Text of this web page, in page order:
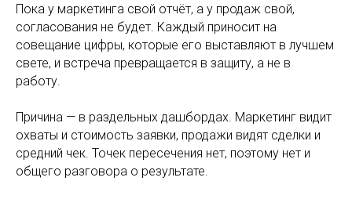
Пока у маркетинга свой отчёт, а у продаж свой,
согласования не будет. Каждый приносит на
совещание цифры, которые его выставляют в лучшем
свете, и встреча превращается в защиту, а не в
работу.
Причина — в раздельных дашбордах. Маркетинг видит
охваты и стоимость заявки, продажи видят сделки и
средний чек. Точек пересечения нет, поэтому нет и
общего разговора о результате.